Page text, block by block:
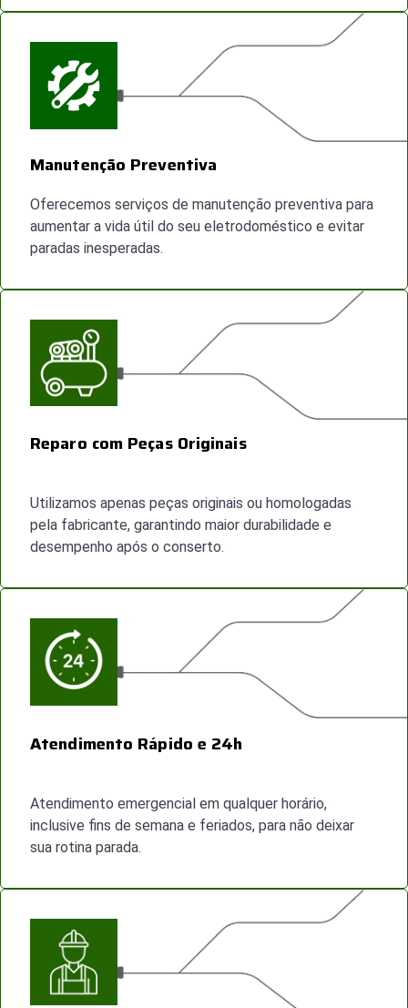
Manutenção Preventiva
Oferecemos serviços de manutenção preventiva para
aumentar a vida útil do seu eletrodoméstico e evitar
paradas inesperadas.
Reparo com Peças Originais
Utilizamos apenas peças originais ou homologadas
pela fabricante, garantindo maior durabilidade e
desempenho após o conserto.
Atendimento Rápido e 24h
Atendimento emergencial em qualquer horário,
inclusive fins de semana e feriados, para não deixar
sua rotina parada.